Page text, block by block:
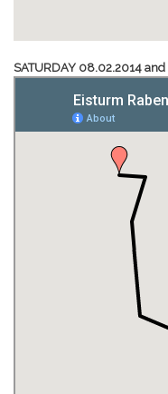
SATURDAY 08.02.2014